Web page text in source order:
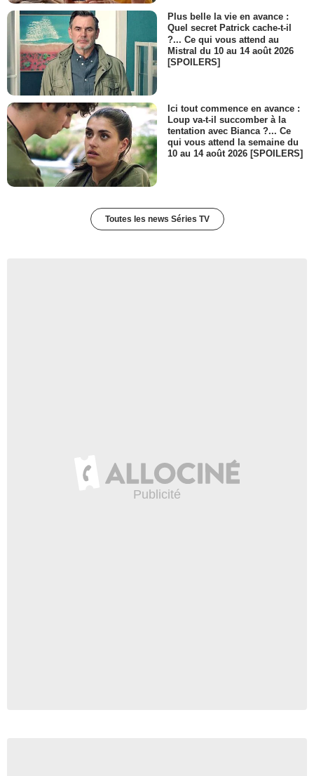
Plus belle la vie en avance :
Quel secret Patrick cache-t-il
?... Ce qui vous attend au
Mistral du 10 au 14 août 2026
[SPOILERS]
Ici tout commence en avance :
Loup va-t-il succomber à la
tentation avec Bianca ?... Ce
qui vous attend la semaine du
10 au 14 août 2026 [SPOILERS]
Toutes les news Séries TV